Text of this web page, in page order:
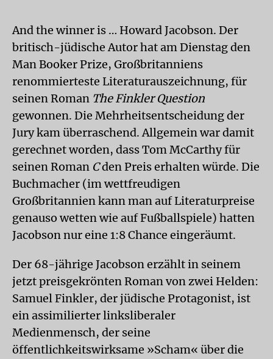
And the winner is … Howard Jacobson. Der
britisch-jüdische Autor hat am Dienstag den
Man Booker Prize, Großbritanniens
renommierteste Literaturauszeichnung, für
seinen Roman The Finkler Question
gewonnen. Die Mehrheitsentscheidung der
Jury kam überraschend. Allgemein war damit
gerechnet worden, dass Tom McCarthy für
seinen Roman Cden Preis erhalten würde. Die
Buchmacher (im wettfreudigen
Großbritannien kann man auf Literaturpreise
genauso wetten wie auf Fußballspiele) hatten
Jacobson nur eine 1:8 Chance eingeräumt.
Der 68-jährige Jacobson erzählt in seinem
jetzt preisgekrönten Roman von zwei Helden:
Samuel Finkler, der jüdische Protagonist, ist
ein assimilierter linksliberaler
Medienmensch, der seine
öffentlichkeitswirksame »Scham« über die